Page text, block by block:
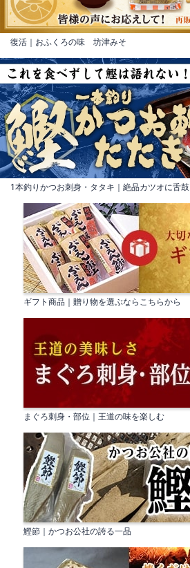
復活｜おふくろの味 坊津みそ
1本釣りかつお刺身・タタキ｜絶品カツオに舌鼓
ギフト商品｜贈り物を選ぶならこちらから
まぐろ刺身・部位｜王道の味を楽しむ
鰹節｜かつお公社の誇る一品